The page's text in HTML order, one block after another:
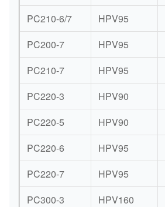
PC210-6/7
HPV95
PC200-7
HPV95
PC210-7
HPV95
PC220-3
HPV90
PC220-5
HPV90
PC220-6
HPV95
PC220-7
HPV95
PC300-3
HPV160